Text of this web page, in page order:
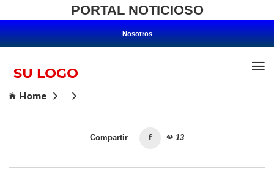
PORTAL NOTICIOSO
Nosotros
Home
Compartir 13